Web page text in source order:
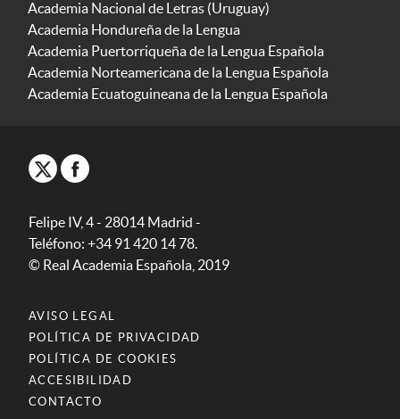
Academia Nacional de Letras (Uruguay)
Academia Hondureña de la Lengua
Academia Puertorriqueña de la Lengua Española
Academia Norteamericana de la Lengua Española
Academia Ecuatoguineana de la Lengua Española
Felipe IV, 4 - 28014 Madrid -
Teléfono: +34 91 420 14 78.
© Real Academia Española, 2019
AVISO LEGAL
POLÍTICA DE PRIVACIDAD
POLÍTICA DE COOKIES
ACCESIBILIDAD
CONTACTO